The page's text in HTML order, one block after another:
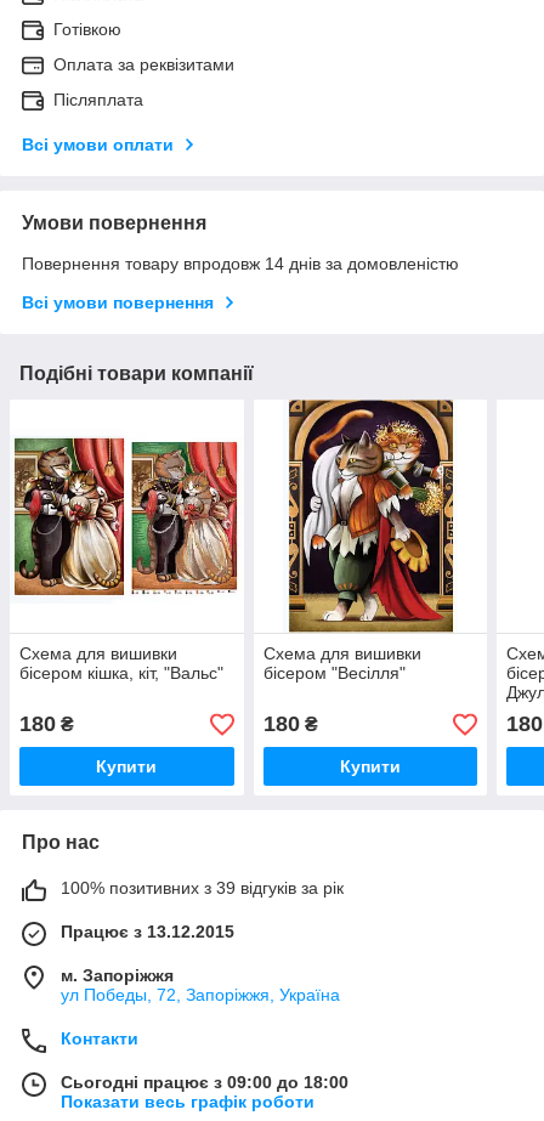
Готівкою
Оплата за реквізитами
Післяплата
Всі умови оплати
Умови повернення
Повернення товару впродовж 14 днів за домовленістю
Всі умови повернення
Подібні товари компанії
Схема для вишивки
бісером кішка, кіт, "Вальс"
180 ₴
Купити
Схема для вишивки
бісером "Весілля"
180₴
Купити
180
Про нас
100% позитивних з 39 відгуків за рік
Працює з 13.12.2015
м. Запоріжжя
ул Победы, 72, Запоріжжя, Україна
Контакти
Сьогодні працює з 09:00 до 18:00
Показати весь графік роботи